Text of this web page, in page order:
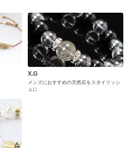
X.G
メンズにおすすめの天然石をスタイリッシ
ュに